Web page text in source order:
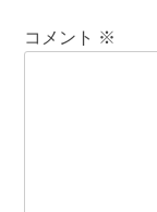
コメント ※